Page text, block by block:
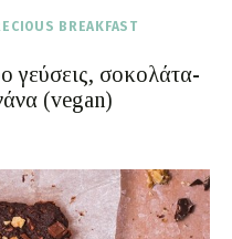
BREAKFAST
γεύσεις, σοκολάτα-
(vegan)